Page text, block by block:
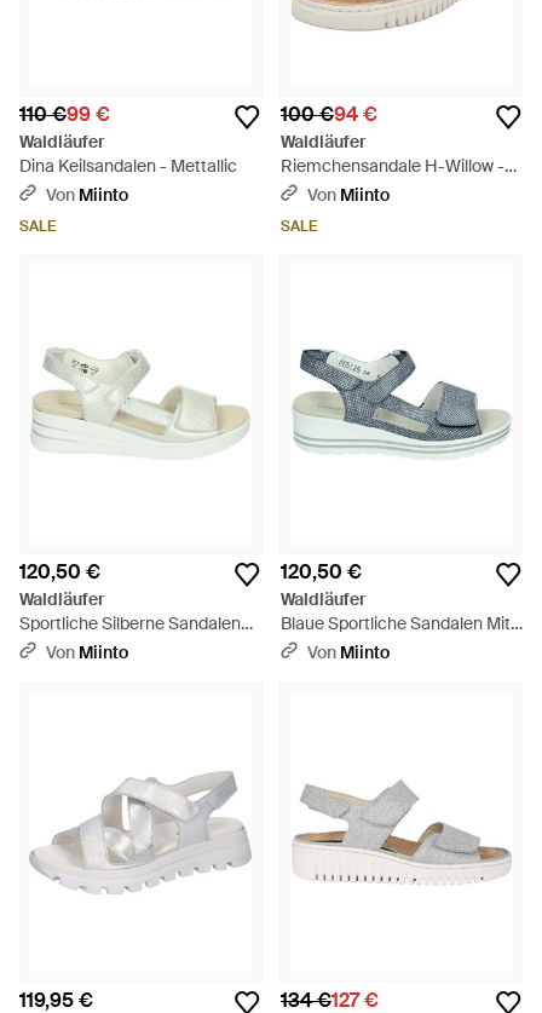
110 €99 €
Waldläufer
Dina Keilsandalen - Mettallic
Von Miinto
SALE
100 €94 €
Waldläufer
Riemchensandale H-Willow -
Natur
Von Miinto
SALE
120,50 €
Waldläufer
Sportliche Silberne Sandalen
Mit Herausnehmbarer
Von Miinto
120,50 €
Waldläufer
Blaue Sportliche Sandalen Mit
Herausnehmbarer
Von Miinto
119,95 € 134 €127 €